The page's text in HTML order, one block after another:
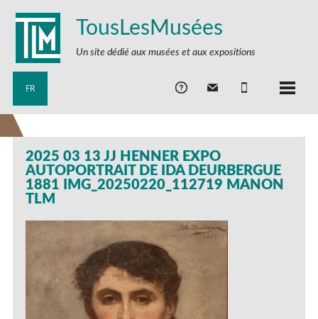
TousLesMusées
Un site dédié aux musées et aux expositions
FR
2025 03 13 JJ HENNER EXPO
AUTOPORTRAIT DE IDA DEURBERGUE
1881 IMG_20250220_112719 MANON
TLM